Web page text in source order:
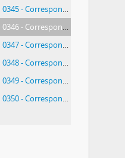
0345 - Correspondência de Manolo R. Mateos e Pedro Enrique Polo Soltero
0346 - Correspondência de Manolo R. Mateos e Pedro Enrique Polo Soltero
0347 - Correspondência de Manolo R. Mateos e Pedro Enrique Polo Soltero
0348 - Correspondência de Manolo R. Mateos e Pedro Enrique Polo Soltero
0349 - Correspondência de Manolo R. Mateos e Pedro Enrique Polo Soltero
0350 - Correspondência de Manolo R. Mateos e Pedro Enrique Polo Soltero